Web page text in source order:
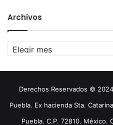
Archivos
Archivos
Derechos Reservados ©
Puebla. Ex hacienda Sta.
Puebla. C.P. 72810. México.